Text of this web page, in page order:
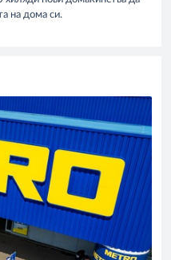
на дома си.